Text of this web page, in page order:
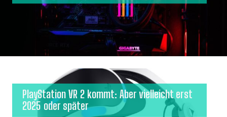
PlayStation VR 2 kommt: Aber vielleicht erst
2025 oder später